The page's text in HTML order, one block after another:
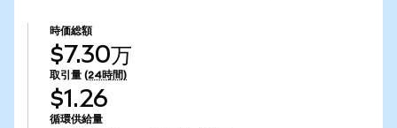
時価総額
$7.30万
取引量 (24時間)
$1.26
循環供給量